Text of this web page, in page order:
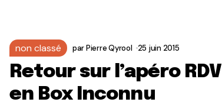
non classé parPierre Qyrool 25 juin 2015
Retour sur l’apéro RDV
en Box Inconnu